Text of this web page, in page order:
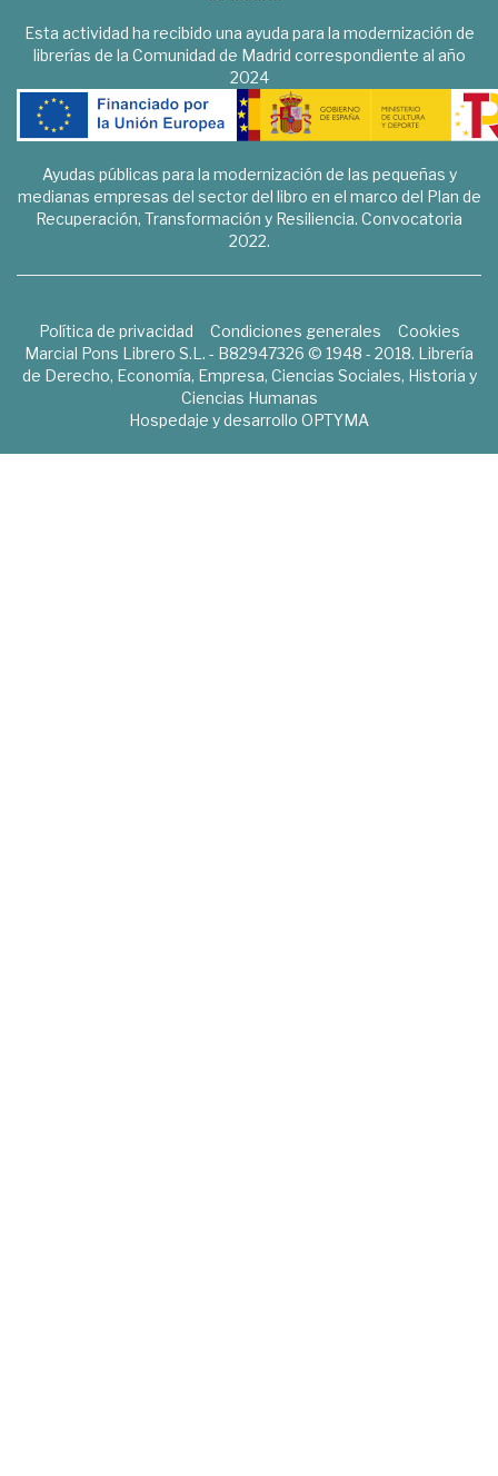
Esta actividad ha recibido una ayuda para la modernización de
librerías de la Comunidad de Madrid correspondiente al año
2024
Ayudas públicas para la modernización de las pequeñas y
medianas empresas del sector del libro en el marco del Plan de
Recuperación, Transformación y Resiliencia. Convocatoria
2022.
Política de privacidad Condiciones generales
Cookies
Marcial Pons Librero S.L. - B82947326 © 1948 - 2018. Librería
de Derecho, Economía, Empresa, Ciencias Sociales, Historia y
Ciencias Humanas
Hospedaje y desarrollo OPTYMA